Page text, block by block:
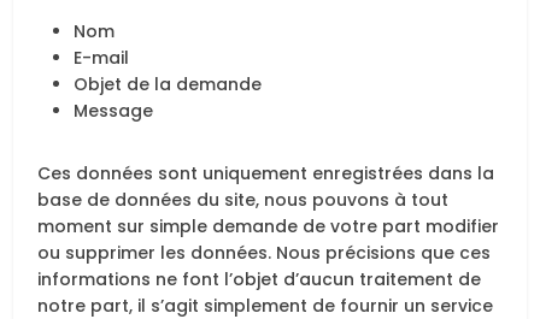
Nom
E-mail
Objet de la demande
Message
Ces données sont uniquement enregistrées dans la
base de données du site, nous pouvons à tout
moment sur simple demande de votre part modifier
ou supprimer les données. Nous précisions que ces
informations ne font l’objet d’aucun traitement de
notre part, il s’agit simplement de fournir un service